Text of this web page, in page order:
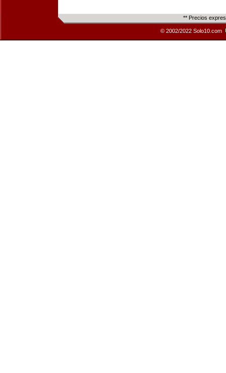
** Precios
© 2002/2022 Solo10.com